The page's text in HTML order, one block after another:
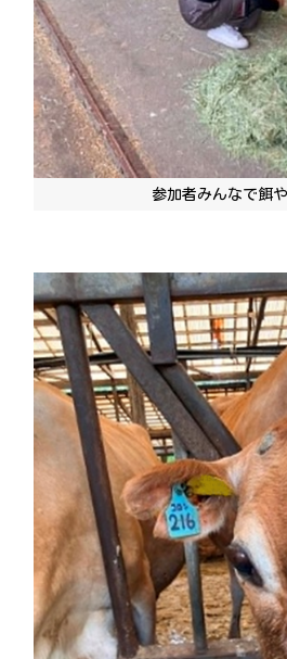
参加者みんなで餌